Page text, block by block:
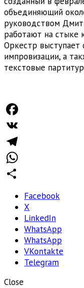
объединяющий
руководством
работают на стыке
Оркестр
импровизации, а
текстовые
Facebook
VK
Telegram
WhatsApp
Facebook
X
LinkedIn
WhatsApp
WhatsApp
VKontakte
Telegram
Close